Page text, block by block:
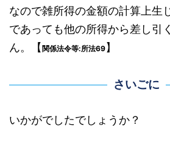
なので雑所得の金額の計算上生
であっても他の所得から差し引
ん。【 関係法令等:所法69 】
さいごに
いかがでしたでしょうか？